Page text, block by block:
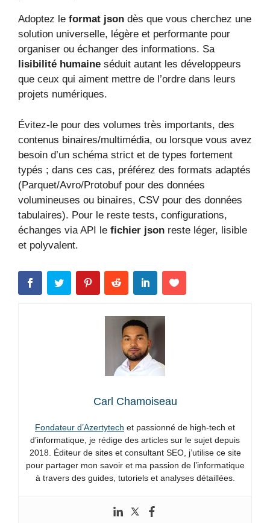
Adoptez le format json dès que vous cherchez une
solution universelle, légère et performante pour
organiser ou échanger des informations. Sa
lisibilité humaine séduit autant les développeurs
que ceux qui aiment mettre de l’ordre dans leurs
projets numériques.
Évitez-le pour des volumes très importants, des
contenus binaires/multimédia, ou lorsque vous avez
besoin d’un schéma strict et de types fortement
typés ; dans ces cas, préférez des formats adaptés
(Parquet/Avro/Protobuf pour des données
volumineuses ou binaires, CSV pour des données
tabulaires). Pour le reste tests, configurations,
échanges via API le fichier json reste léger, lisible
et polyvalent.
Carl Chamoiseau
Fondateur d’Azertytech et passionné de high-tech et
d’informatique, je rédige des articles sur le sujet depuis
2018. Éditeur de sites et consultant SEO, j’utilise ce site
pour partager mon savoir et ma passion de l’informatique
à travers des guides, tutoriels et analyses détaillées.